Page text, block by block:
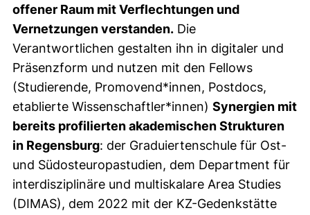
offener Raum mit Verflechtungen und
Vernetzungen verstanden. Die
Verantwortlichen gestalten ihn in digitaler und
Präsenzform und nutzen mit den Fellows
(Studierende, Promovend*innen, Postdocs,
etablierte Wissenschaftler*innen) Synergien mit
bereits profilierten akademischen Strukturen
in Regensburg: der Graduiertenschule für Ost-
und Südosteuropastudien, dem Department für
interdisziplinäre und multiskalare Area Studies
(DIMAS), dem 2022 mit der KZ-Gedenkstätte